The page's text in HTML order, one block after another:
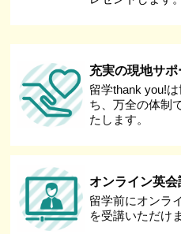
充実の現地サポ
留学thank you!
ち、万全の体制
たします。
オンライン英
留学前にオンラ
を受講いただけ